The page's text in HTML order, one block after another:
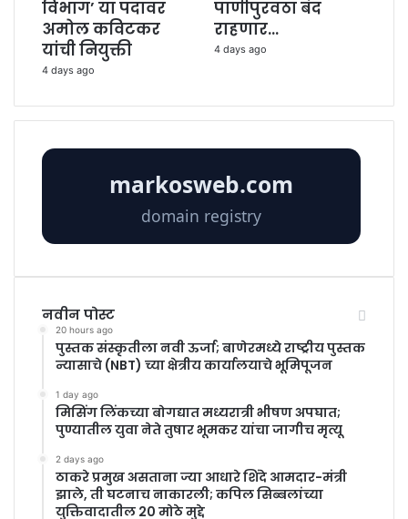
विभाग’ या पदावर
अमोल कविटकर
यांची नियुक्ती
4 days ago
पाणीपुरवठा बंद
राहणार…
4 days ago
नवीन पोस्ट
20 hours ago
पुस्तक संस्कृतीला नवी ऊर्जा; बाणेरमध्ये राष्ट्रीय पुस्तक
न्यासाचे (NBT) च्या क्षेत्रीय कार्यालयाचे भूमिपूजन
1 day ago
मिसिंग लिंकच्या बोगद्यात मध्यरात्री भीषण अपघात;
पुण्यातील युवा नेते तुषार भूमकर यांचा जागीच मृत्यू
2 days ago
ठाकरे प्रमुख असताना ज्या आधारे शिंदे आमदार-मंत्री
झाले, ती घटनाच नाकारली; कपिल सिब्बलांच्या
युक्तिवादातील 20 मोठे मुद्दे